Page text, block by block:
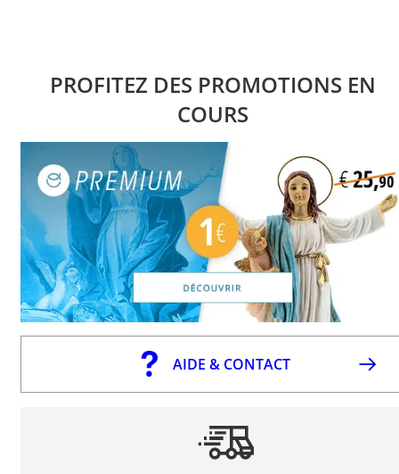
PROFITEZ DES PROMOTIONS EN
COURS
AIDE & CONTACT